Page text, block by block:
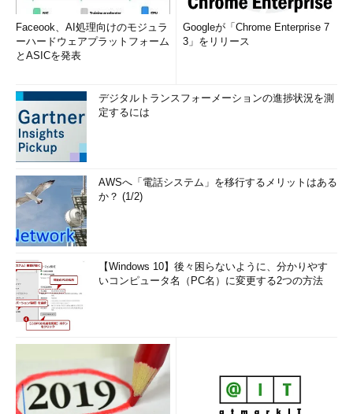
Faceook、AI処理向けのモジュラ
ーハードウェアプラットフォーム
とASICを発表
Googleが「Chrome Enterprise 7
3」をリリース
デジタルトランスフォーメーションの進捗状況を測
定するには
AWSへ「電話システム」を移行するメリットはある
か？ (1/2)
【Windows 10】後々困らないように、分かりやす
いコンピュータ名（PC名）に変更する2つの方法